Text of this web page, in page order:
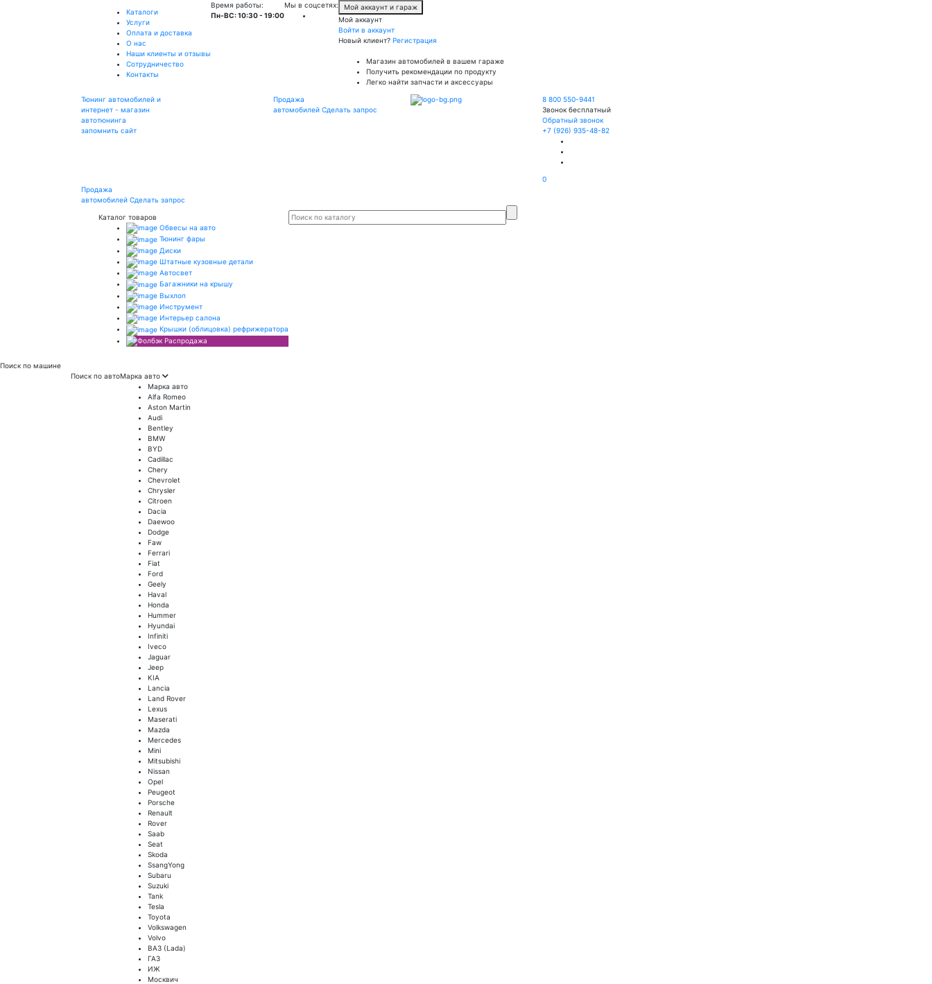
Каталоги
Услуги
Оплата и доставка
О нас
Наши клиенты и отзывы
Сотрудничество
Контакты
Время работы:
Пн-ВС: 10:30 - 19:00
Мы в соцсетях:
Мой аккаунт и гараж
Мой аккаунт
Войти в аккаунт
Новый клиент? Регистрация
Магазин автомобилей в вашем гараже
Получить рекомендации по продукту
Легко найти запчасти и аксессуары
Тюнинг автомобилей и
интернет - магазин
автотюнинга
запомнить сайт
Продажа
автомобилейСделать запрос
8 800 550-9441
Звонок бесплатный
Обратный звонок
+7 (926) 935-48-82
0
Продажа
автомобилей Сделать запрос
Каталог товаров
Обвесы на авто
Тюнинг фары
Диски
Штатные кузовные детали
Автосвет
Багажники на крышу
Выхлоп
Инструмент
Интерьер салона
Крышки (облицовка) рефрижератора
Распродажа
Поиск по машине
Поиск по автоМарка авто
Марка авто
Alfa Romeo
Aston Martin
Audi
Bentley
BMW
BYD
Cadillac
Chery
Chevrolet
Chrysler
Citroen
Dacia
Daewoo
Dodge
Faw
Ferrari
Fiat
Ford
Geely
Haval
Honda
Hummer
Hyundai
Infiniti
Iveco
Jaguar
Jeep
KIA
Lancia
Land Rover
Lexus
Maserati
Mazda
Mercedes
Mini
Mitsubishi
Nissan
Opel
Peugeot
Porsche
Renault
Rover
Saab
Seat
Skoda
SsangYong
Subaru
Suzuki
Tank
Tesla
Toyota
Volkswagen
Volvo
ВАЗ (Lada)
ГАЗ
ИЖ
Москвич